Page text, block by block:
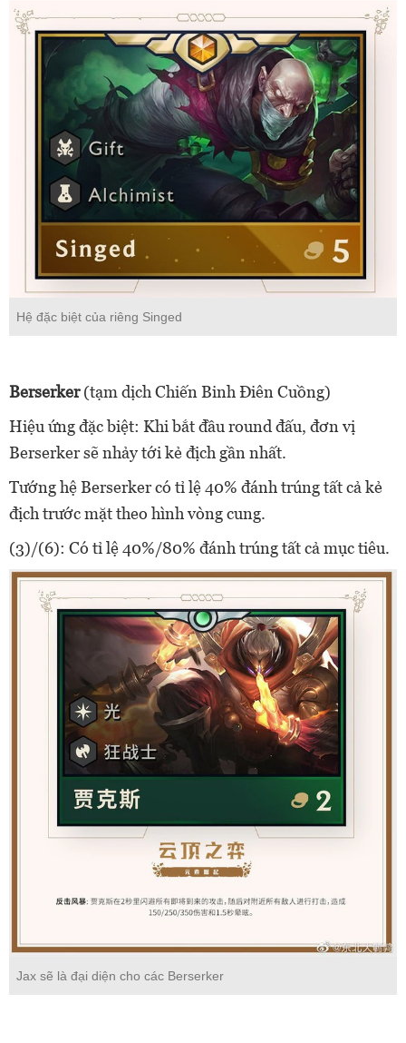
Hệ đặc biệt của riêng Singed
Berserker(tạm dịch Chiến Binh Điên Cuồng)
Hiệu ứng đặc biệt: Khi bắt đầu round đấu, đơn vị
Berserker sẽ nhảy tới kẻ địch gần nhất.
Tướng hệ Berserker có tỉ lệ 40% đánh trúng tất cả kẻ
địch trước mặt theo hình vòng cung.
(3)/(6): Có tỉ lệ 40%/80% đánh trúng tất cả mục tiêu.
Jax sẽ là đại diện cho các Berserker